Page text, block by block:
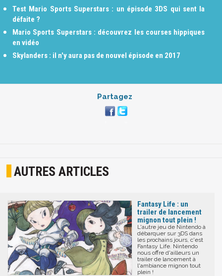
Test Mario Sports Superstars : un épisode 3DS qui sent la
défaite ?
Mario Sports Superstars : découvrez les courses hippiques
en vidéo
Skylanders : il n'y aura pas de nouvel épisode en 2017
Partagez
AUTRES ARTICLES
Fantasy Life : un
trailer de lancement
mignon tout plein !
L'autre jeu de Nintendo à
débarquer sur 3DS dans
les prochains jours, c'est
Fantasy Life. Nintendo
nous offre d'ailleurs un
trailer de lancement à
l'ambiance mignon tout
plein !